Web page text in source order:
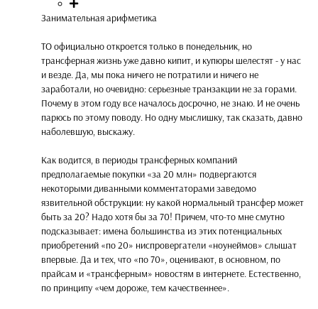
Занимательная арифметика
ТО официально откроется только в понедельник, но
трансферная жизнь уже давно кипит, и купюры шелестят - у нас
и везде. Да, мы пока ничего не потратили и ничего не
заработали, но очевидно: серьезные транзакции не за горами.
Почему в этом году все началось досрочно, не знаю. И не очень
парюсь по этому поводу. Но одну мыслишку, так сказать, давно
наболевшую, выскажу.
Как водится, в периоды трансферных компаний
предполагаемые покупки «за 20 млн» подвергаются
некоторыми диванными комментаторами заведомо
язвительной обструкции: ну какой нормальный трансфер может
быть за 20? Надо хотя бы за 70! Причем, что-то мне смутно
подсказывает: имена большинства из этих потенциальных
приобретений «по 20» ниспровергатели «ноунеймов» слышат
впервые. Да и тех, что «по 70», оценивают, в основном, по
прайсам и «трансферным» новостям в интернете. Естественно,
по принципу «чем дороже, тем качественнее».